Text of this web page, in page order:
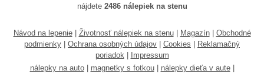
nájdete 2486 nálepiek na stenu
Návod na lepenie| Životnosť nálepiek na stenu| Magazín| Obchodné
podmienky
Ochrana osobných údajov Cookies
Reklamačný
poriadok|
Impressum
nálepky na auto| magnetky s fotkou| nálepky dieťa v aute|